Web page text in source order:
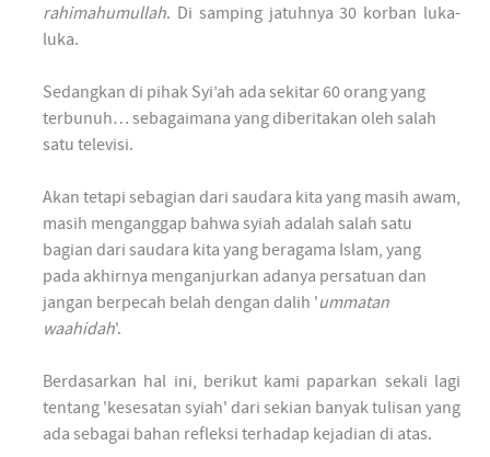
rahimahumullah. Di samping jatuhnya 30 korban luka-
luka.
Sedangkan di pihak Syi’ah ada sekitar 60 orang yang
terbunuh… sebagaimana yang diberitakan oleh salah
satu televisi.
Akan tetapi sebagian dari saudara kita yang masih awam,
masih menganggap bahwa syiah adalah salah satu
bagian dari saudara kita yang beragama Islam, yang
pada akhirnya menganjurkan adanya persatuan dan
jangan berpecah belah dengan dalih 'ummatan
waahidah'.
Berdasarkan hal ini, berikut kami paparkan sekali lagi
tentang 'kesesatan syiah' dari sekian banyak tulisan yang
ada sebagai bahan refleksi terhadap kejadian di atas.